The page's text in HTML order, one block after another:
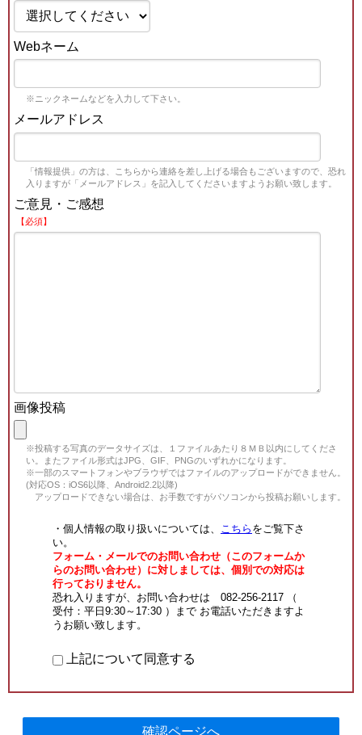
Webネーム
※ニックネームなどを入力して下さい。
メールアドレス
「情報提供」の方は、こちらから連絡を差し上げる場合もございますので、恐れ
入りますが「メールアドレス」を記入してくださいますようお願い致します。
ご意見・ご感想
【必須】
画像投稿
※投稿する写真のデータサイズは、１ファイルあたり８ＭＢ以内にしてくださ
い。またファイル形式はJPG、GIF、PNGのいずれかになります。
※一部のスマートフォンやブラウザではファイルのアップロードができません。
(対応OS：iOS6以降、Android2.2以降)
アップロードできない場合は、お手数ですがパソコンから投稿お願いします。
・個人情報の取り扱いについては、 こちら をご覧下さ
い。
フォーム・メールでのお問い合わせ（このフォームか
らのお問い合わせ）に対しましては、個別での対応は
行っておりません。
恐れ入りますが、お問い合わせは 082-256-2117 （
受付：平日9:30～17:30 ）まで お電話いただきますよ
うお願い致します。
上記について同意する
確認ページへ